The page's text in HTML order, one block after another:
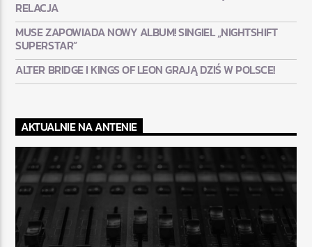
RELACJA
MUSE ZAPOWIADA NOWY ALBUM! SINGIEL „NIGHTSHIFT
SUPERSTAR”
ALTER BRIDGE I KINGS OF LEON GRAJĄ DZIŚ W POLSCE!
AKTUALNIE NA ANTENIE